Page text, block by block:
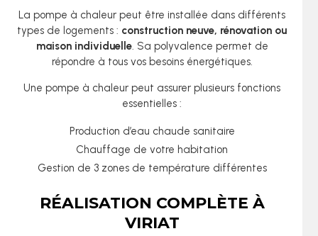
La pompe à chaleur peut être installée dans différents
types de logements : construction neuve, rénovation ou
maison individuelle. Sa polyvalence permet de
répondre à tous vos besoins énergétiques.
Une pompe à chaleur peut assurer plusieurs fonctions
essentielles :
Production d’eau chaude sanitaire
Chauffage de votre habitation
Gestion de 3 zones de température différentes
RÉALISATION COMPLÈTE À
VIRIAT